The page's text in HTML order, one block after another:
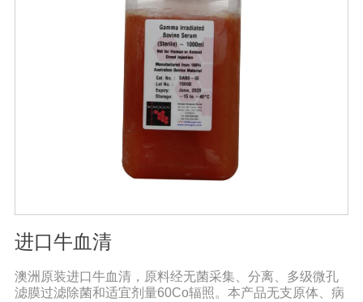
进口牛血清
澳洲原装进口牛血清，原料经无菌采集、分离、多级微孔
滤膜过滤除菌和适宜剂量60Co辐照。本产品无支原体、病